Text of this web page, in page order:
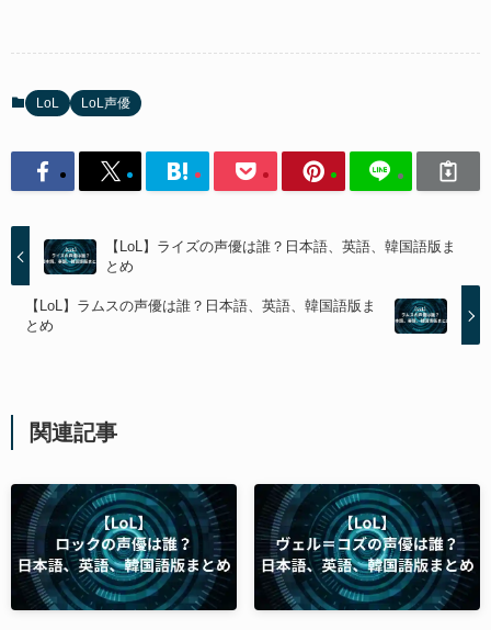
LoL LoL声優
【LoL】ライズの声優は誰？日本語、英語、韓国語版ま
とめ
【LoL】ラムスの声優は誰？日本語、英語、韓国語版ま
とめ
関連記事